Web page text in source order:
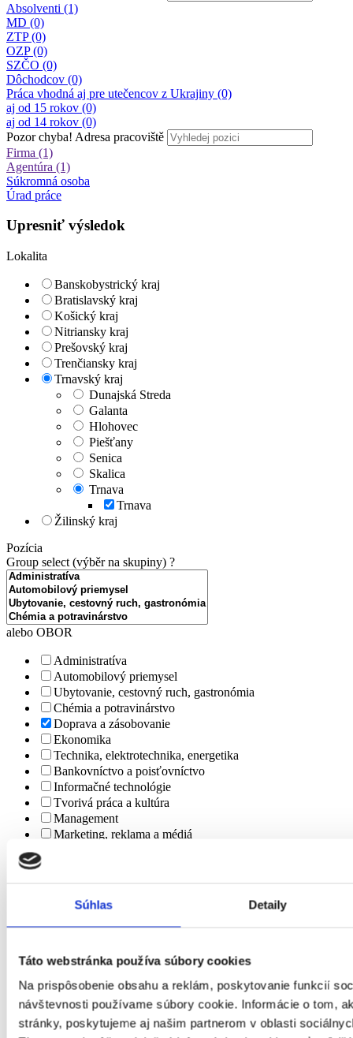
Súhlas Detaily
Táto webstránka používa súbory cookies
Na prispôsobenie obsahu a reklám, poskytovanie funkcií
návštevnosti používame súbory cookie. Informácie o tom,
stránky, poskytujeme aj našim partnerom v oblasti
Absolventi (1)
MD (0)
ZTP (0)
OZP (0)
SZČO (0)
Dôchodcov (0)
Práca vhodná aj pre utečencov z Ukrajiny (0)
aj od 15 rokov (0)
aj od 14 rokov (0)
Pozor chyba! Adresa pracoviště
Firma (1)
Agentúra (1)
Súkromná osoba
Úrad práce
Upresniť výsledok
Lokalita
Banskobystrický kraj
Bratislavský kraj
Košický kraj
Nitriansky kraj
Prešovský kraj
Trenčiansky kraj
Trnavský kraj
Dunajská Streda
Galanta
Hlohovec
Piešťany
Senica
Skalica
Trnava
Trnava
Žilinský kraj
Pozícia
Group select (výběr na skupiny) ?
alebo OBOR
Administratíva
Automobilový priemysel
Ubytovanie, cestovný ruch, gastronómia
Chémia a potravinárstvo
Doprava a zásobovanie
Ekonomika
Technika, elektrotechnika, energetika
Bankovníctvo a poisťovníctvo
Informačné technológie
Tvorivá práca a kultúra
Management
Marketing, reklama a médiá
Remeselné a pomocné práce
Právo
Služby
Veda a výskum
Výroba a priemysel
Zdravotníctvo a farmácia
Poľnohospodárstvo a lesníctvo